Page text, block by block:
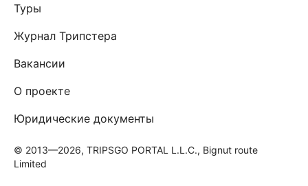
Туры
Журнал Трипстера
Вакансии
О проекте
Юридические документы
© 2013—2026, TRIPSGO PORTAL L.L.C., Bignut route
Limited